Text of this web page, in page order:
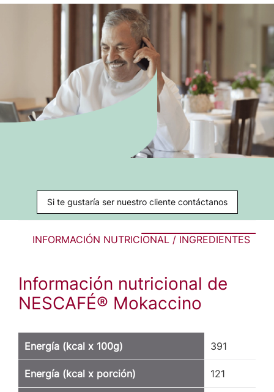
Si te gustaría ser nuestro cliente contáctanos
INFORMACIÓN NUTRICIONAL / INGREDIENTES
Información nutricional de
NESCAFÉ® Mokaccino
Energía (kcal x 100g) 391
Energía (kcal x porción) 121